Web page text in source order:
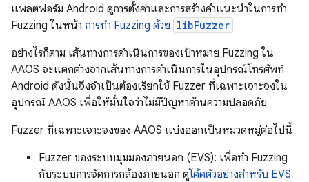
แพลตฟอร์ม Android ดูการตั้งค่าและการสร้างคำแนะนำในการทำ
Fuzzing ในหน้า การทำ Fuzzing ด้วย libFuzzer
อย่างไรก็ตาม เส้นทางการดำเนินการของเป้าหมาย Fuzzing ใน
AAOS จะแตกต่างจากเส้นทางการดำเนินการในอุปกรณ์โทรศัพท์
Android ดังนั้นจึงจำเป็นต้องเรียกใช้ Fuzzer ที่เฉพาะเจาะจงใน
อุปกรณ์ AAOS เพื่อให้มั่นใจว่าไม่มีปัญหาด้านความปลอดภัย
Fuzzer ที่เฉพาะเจาะจงของ AAOS แบ่งออกเป็นหมวดหมู่ต่อไปนี้
Fuzzer ของระบบมุมมองภายนอก (EVS): เพื่อทำ Fuzzing
กับระบบการจัดการกล้องภายนอก ดูโค้ดตัวอย่างสำหรับ EVS